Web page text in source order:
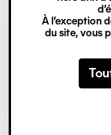
À l’exception
du site, vous
La
Riche de plus